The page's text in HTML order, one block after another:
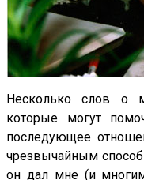
Несколько слов о
которые могут
последующее
чрезвычайным
он дал мне (и